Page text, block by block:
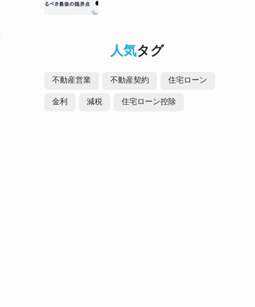
人気タグ
不動産営業 不動産契約 住宅ローン
金利 減税 住宅ローン控除